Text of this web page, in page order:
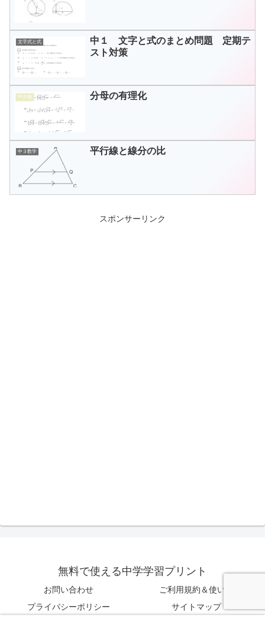
文字式と式
中１ 文字と式のまとめ問題 定期テ
スト対策
平方根 分母の有理化
中３数学 平行線と線分の比
スポンサーリンク
無料で使える中学学習プリント
お問い合わせ
ご利用規約＆使い方
プライバシーポリシー
サイトマップ